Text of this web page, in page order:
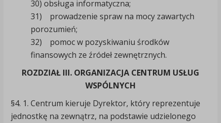
30) obsługa informatyczna;
31) prowadzenie spraw na mocy zawartych
porozumień;
32) pomoc w pozyskiwaniu środków
finansowych ze źródeł zewnętrznych.
ROZDZIAŁ III. ORGANIZACJA CENTRUM USŁUG
WSPÓLNYCH
§4. 1. Centrum kieruje Dyrektor, który reprezentuje
jednostkę na zewnątrz, na podstawie udzielonego